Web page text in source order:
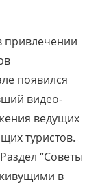
привлечении
появился
видео-
ведущих
туристов.
“Советы
в